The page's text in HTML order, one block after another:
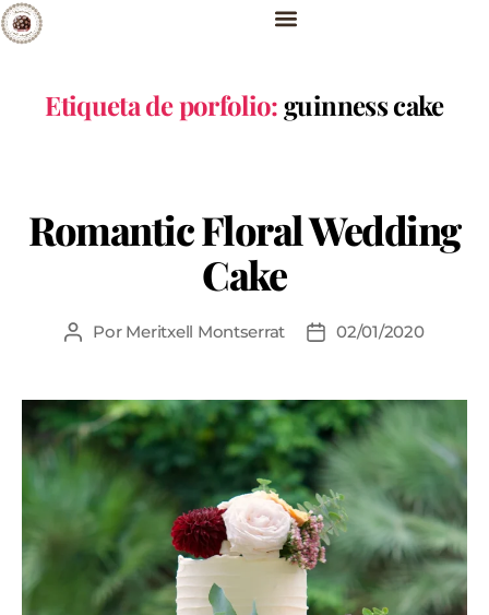
Etiqueta de porfolio:guinness cake
Romantic Floral Wedding
Cake
Por Meritxell Montserrat 02/01/2020